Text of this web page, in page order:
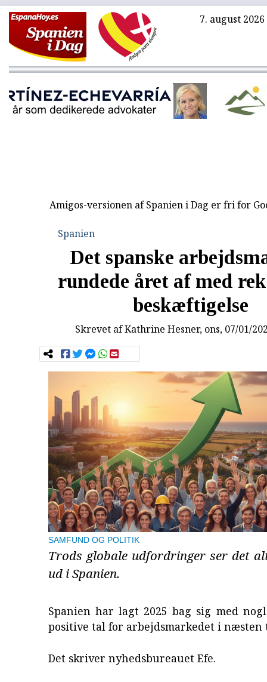
7. august 2026
Amigos-versionen af Spanien i Dag er fri for
Spanien
Det spanske
rundede året af med
beskæftigelse
Skrevet afKathrine Hesner, ons, 07/01/
SAMFUND OG POLITIK
Trods globale udfordringer ser det
ud i Spanien.
Spanien har lagt 2025 bag sig med
positive tal for arbejdsmarkedet i
Det skriver nyhedsbureauet Efe.